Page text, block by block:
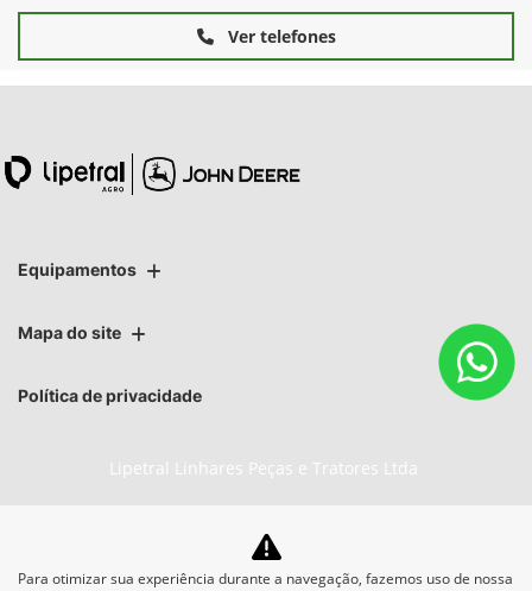
Ver telefones
Equipamentos
Mapa do site
Política de privacidade
Lipetral Linhares Peças e Tratores Ltda
Para otimizar sua experiência durante a navegação, fazemos uso de nossa